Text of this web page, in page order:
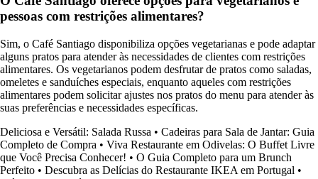
pessoas com restrições alimentares?
Sim, o Café Santiago disponibiliza opções vegetarianas e pode adaptar
alguns pratos para atender às necessidades de clientes com restrições
alimentares. Os vegetarianos podem desfrutar de pratos como saladas,
omeletes e sanduíches especiais, enquanto aqueles com restrições
alimentares podem solicitar ajustes nos pratos do menu para atender às
suas preferências e necessidades específicas.
Deliciosa e Versátil: Salada Russa • Cadeiras para Sala de Jantar: Guia
Completo de Compra • Viva Restaurante em Odivelas: O Buffet Livre
que Você Precisa Conhecer! • O Guia Completo para um Brunch
Perfeito • Descubra as Delícias do Restaurante IKEA em Portugal •